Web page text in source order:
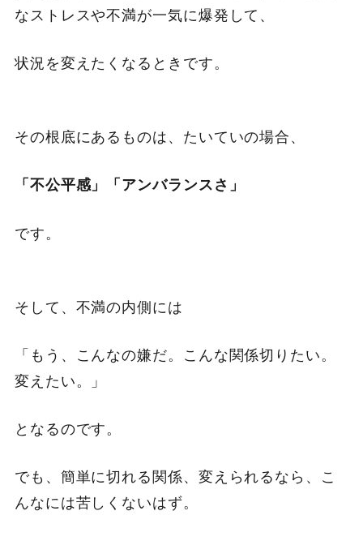
なストレスや不満が一気に爆発して、
状況を変えたくなるときです。
その根底にあるものは、たいていの場合、
「不公平感」「アンバランスさ」
です。
そして、不満の内側には
「もう、こんなの嫌だ。こんな関係切りたい。
変えたい。」
となるのです。
でも、簡単に切れる関係、変えられるなら、こ
んなには苦しくないはず。